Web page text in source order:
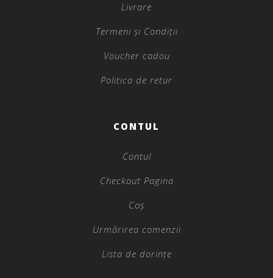
Livrare
Termeni și Condiții
Voucher cadou
Politica de retur
CONTUL
Contul
Checkout Pagina
Coș
Urmărirea comenzii
Lista de dorințe